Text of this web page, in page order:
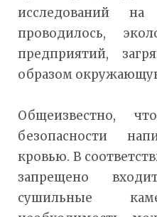
исследований
проводилось,
предприятий,
образом
Общеизвестно,
безопасности
кровью. В
запрещено
сушильные